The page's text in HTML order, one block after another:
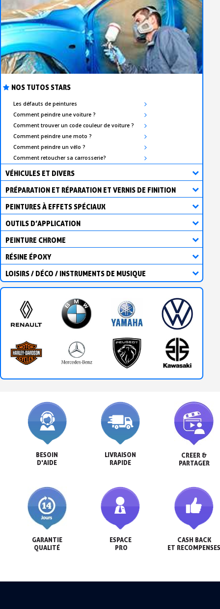
NOS TUTOS STARS
Les défauts de peintures
Comment peindre une voiture ?
Comment trouver un code couleur de voiture ?
Comment peindre une moto ?
Comment peindre un vélo ?
Comment retoucher sa carrosserie?
VÉHICULES ET DIVERS
PRÉPARATION ET RÉPARATION ET VERNIS DE FINITION
PEINTURES À EFFETS SPÉCIAUX
OUTILS D’APPLICATION
PEINTURE CHROME
RÉSINE ÉPOXY
LOISIRS / DÉCO / INSTRUMENTS DE MUSIQUE
BESOIN
D'AIDE
LIVRAISON
RAPIDE
CREER &
PARTAGER
GARANTIE
QUALITÉ
ESPACE
PRO
CASH BACK
ET